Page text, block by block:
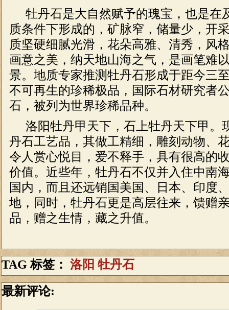
牡丹石是大自然赋予的瑰宝，也是在
质条件下形成的，矿脉窄，储量少，开
质坚硬细腻光滑，花朵高雅、清秀，风
画意之美，纳天地山海之气，是画笔难
景。地质专家推测牡丹石形成于距今三
不可再生的珍稀极品，国际石材研究者
石，被列为世界珍稀品种。
洛阳牡丹甲天下，石上牡丹天下甲。
丹石工艺品，其做工精细，雕刻动物、
令人赏心悦目，爱不释手，具有很高的
价值。近些年，牡丹石不仅并入住中南
国内，而且还远销国美国、日本、印度
地，同时，牡丹石更是高层往来，馈赠
品，赠之生情，藏之升值。
TAG 标签： 洛阳 牡丹石
最新评论: